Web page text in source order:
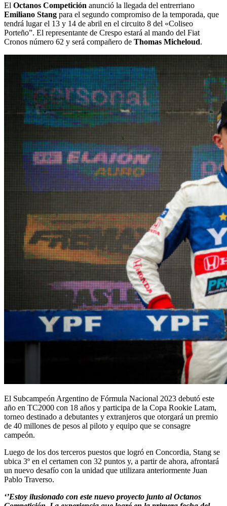
El Octanos Competición anunció la llegada del entrerriano
Emiliano Stang para el segundo compromiso de la temporada, que
tendrá lugar el 13 y 14 de abril en el circuito 8 del «Coliseo
Porteño”. El representante de Crespo estará al mando del Fiat
Cronos número 62 y será compañero de Thomas Micheloud.
El Subcampeón Argentino de Fórmula Nacional 2023 debutó este
año en TC2000 con 18 años y participa de la Copa Rookie Latam,
torneo destinado a debutantes y extranjeros que otorgará un premio
de 40 millones de pesos al piloto y equipo que se consagre
campeón.
Luego de los dos terceros puestos que logró en Concordia, Stang se
ubica 3º en el certamen con 32 puntos y, a partir de ahora, afrontará
un nuevo desafío con la unidad que utilizara anteriormente Juan
Pablo Traverso.
‘’Estoy ilusionado con este nuevo proyecto junto al Octanos